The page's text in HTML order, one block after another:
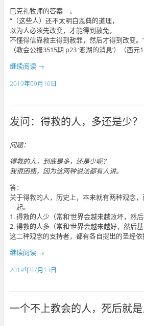
巴克礼牧师的答案一、
“（这些人）还不太明白恩典的道理，
以为人必须先改变，才能得到赦免，
不懂得信靠救主得到赦罪，然后才得到改变。
（教会公报3515期 p23 ‘澎湖的消息’）（西元
继续阅读 →
2019年09月10日
发问：得救的人，多还是少？
问题：
得救的人，到底是多，还是少呢？
我很困惑，因为这两种说法都有人讲。
答：
关于得救的人，历史上，本来就有两种观念
一起。
1. 得救的人少（常和‘世界会越来越败坏，然后
2. 得救的人多（常和‘世界会越来越好，然后基
这二种观念的支持者，都有各自提出的圣经依
继续阅读 →
2019年07月13日
一个不上教会的人，死后就是